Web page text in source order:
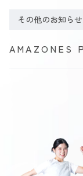
その他のお知らせ
AMAZONES